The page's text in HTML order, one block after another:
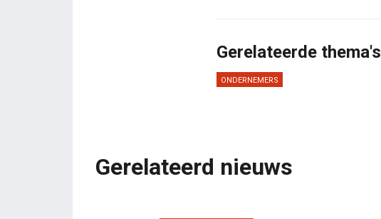
Gerelateerde thema's
ONDERNEMERS
Gerelateerd nieuws